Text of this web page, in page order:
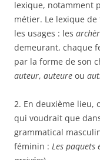
lexique, notamment
métier. Le lexique
les usages : les
demeurant, chaque
par la forme de son
auteur, auteure ou
2. En deuxième lieu,
qui voudrait que
grammatical
féminin : Les paquets